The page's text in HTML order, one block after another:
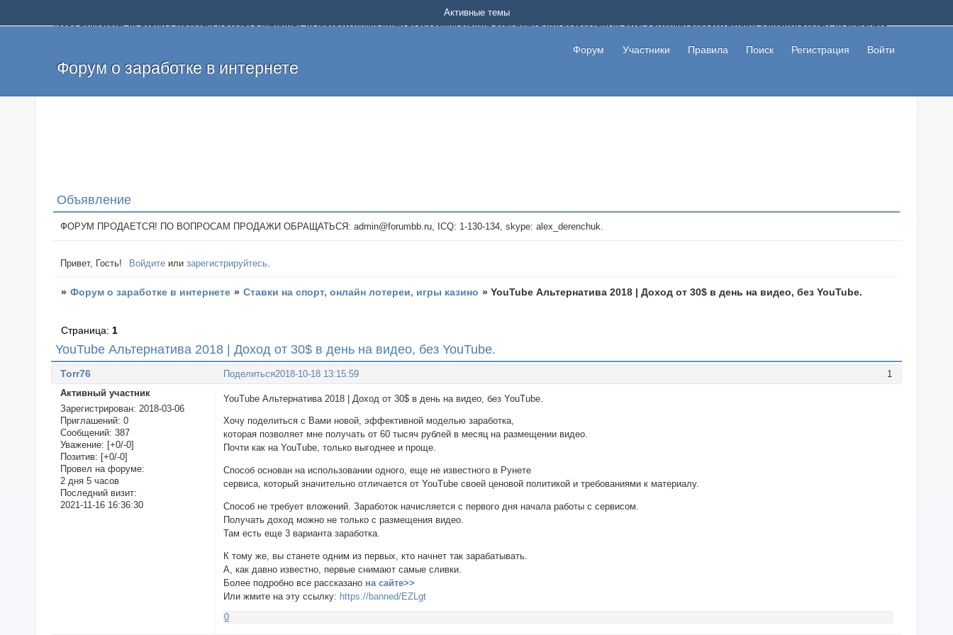
Добро пожаловать на форум о заработке и работе в интернете, на котором можно найти подходящий вариант дополнительной подработки на дому с высоким доходом помимо основной работы, не вкладывая
и оставлять свои отзывы. Если вы знаете, что определенный проект или сайт не платит, то указывайте в теме что это лохотрон, чтобы другие пользователи не попались на развод. Вы сможете начать зарабатывать
легкие деньги без вложений и регистрации уже сегодня. Создавайте новые темы, размещайте объявления со своими пригласительными ссылками и первая прибыль не заставит себя долго ждать.
Форум о заработке в интернете
Форум Участники Правила Поиск Регистрация Войти
Активные темы
Объявление
ФОРУМ ПРОДАЕТСЯ! ПО ВОПРОСАМ ПРОДАЖИ ОБРАЩАТЬСЯ: admin@forumbb.ru, ICQ: 1-130-134, skype: alex_derenchuk.
Привет, Гость! Войдите илизарегистрируйтесь.
» Форум о заработке в интернете » Ставки на спорт, онлайн лотереи, игры казино »YouTube Альтернатива 2018 | Доход от 30$ в день на видео, без YouTube.
YouTube Альтернатива 2018 | Доход от 30$ в день на видео, без YouTube.
Страница: 1
Поделиться 1
2018-10-18 13:15:59
Torr76
Активный участник
Зарегистрирован: 2018-03-06
Приглашений: 0
Сообщений: 387
Уважение: [+0/-0]
Позитив: [+0/-0]
Провел на форуме:
2 дня 5 часов
Последний визит:
2021-11-16 16:36:30
YouTube Альтернатива 2018 | Доход от 30$ в день на видео, без YouTube.
Хочу поделиться с Вами новой, эффективной моделью заработка,
которая позволяет мне получать от 60 тысяч рублей в месяц на размещении видео.
Почти как на YouTube, только выгоднее и проще.
Способ основан на использовании одного, еще не известного в Рунете
сервиса, который значительно отличается от YouTube своей ценовой политикой и требованиями к материалу.
Способ не требует вложений. Заработок начисляется с первого дня начала работы с сервисом.
Получать доход можно не только с размещения видео.
Там есть еще 3 варианта заработка.
К тому же, вы станете одним из первых, кто начнет так зарабатывать.
А, как давно известно, первые снимают самые сливки.
Более подробно все рассказано на сайте>>
Или жмите на эту ссылку: https://banned/EZLgt
0